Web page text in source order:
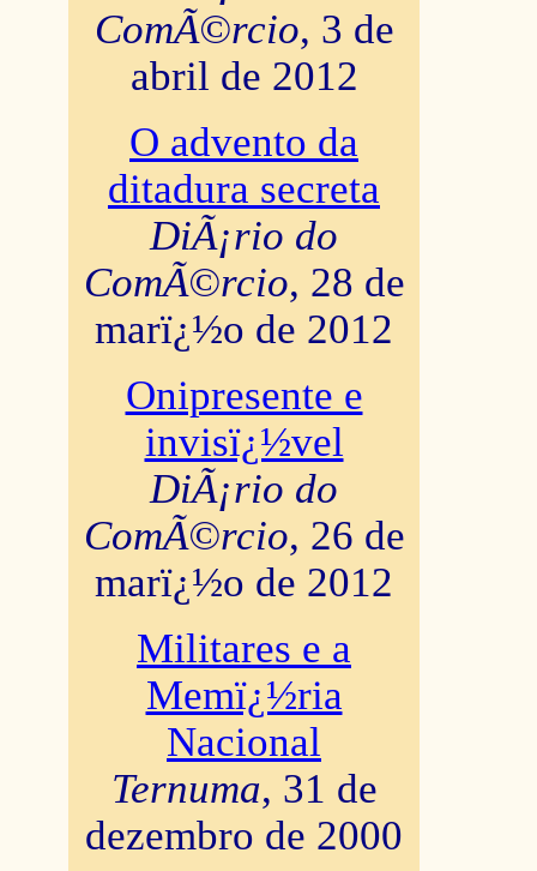
ComÃ©rcio, 3 de
abril de 2012
O advento da
ditadura secreta
DiÃ¡rio do
ComÃ©rcio, 28 de
marï¿½o de 2012
Onipresente e
invisï¿½vel
DiÃ¡rio do
ComÃ©rcio, 26 de
marï¿½o de 2012
Militares e a
Memï¿½ria
Nacional
Ternuma, 31 de
dezembro de 2000